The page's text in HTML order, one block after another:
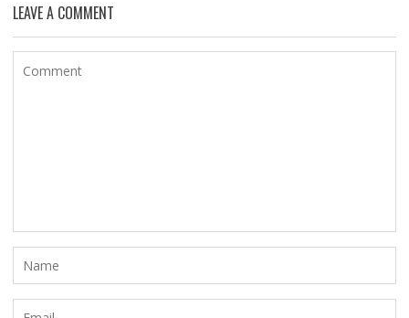
LEAVE A COMMENT